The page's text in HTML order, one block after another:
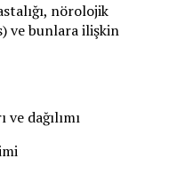
nörolojik
ve bunlara ilişkin
dağılımı